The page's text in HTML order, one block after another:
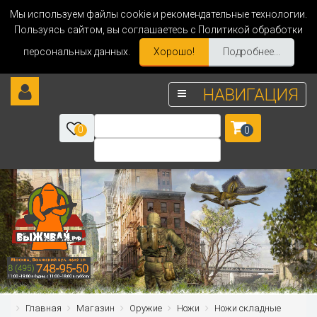
Мы используем файлы cookie и рекомендательные технологии.
Пользуясь сайтом, вы соглашаетесь с Политикой обработки
персональных данных.
Хорошо! Подробнее...
НАВИГАЦИЯ
0 0
Главная Магазин Оружие Ножи Ножи складные